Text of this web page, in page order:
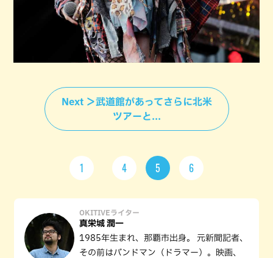
Next ＞武道館があってさらに北米
ツアーと...
1 4 5 6
OKITIVEライター
真栄城 潤一
1985年生まれ、那覇市出身。 元新聞記者、
その前はバンドマン（ドラマー）。映画、